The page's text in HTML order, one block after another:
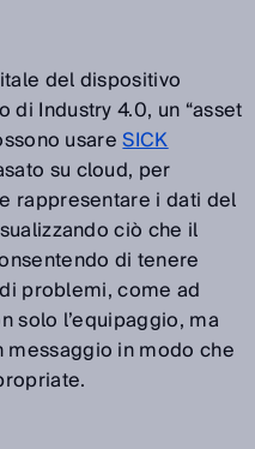
del dispositivo
di Industry 4.0, un “asset
usareSICK
su cloud, per
rappresentare i dati del
ciò che il
di tenere
problemi, come ad
solo l’equipaggio, ma
messaggio in modo che